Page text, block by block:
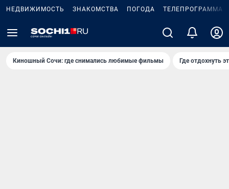
НЕДВИЖИМОСТЬ ЗНАКОМСТВА ПОГОДА ТЕЛЕПРОГРАММА
Киношный Сочи: где снимались любимые фильмы Где отдохнуть